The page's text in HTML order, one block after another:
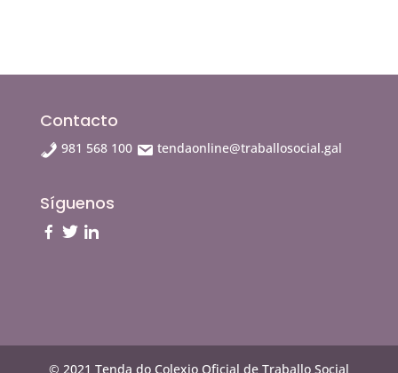
Contacto
981 568 100 tendaonline@traballosocial.gal
Síguenos
© 2021 Tenda do Colexio Oficial de Traballo Social